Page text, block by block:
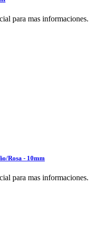
para mas informaciones.
Rosa - 10mm
para mas informaciones.